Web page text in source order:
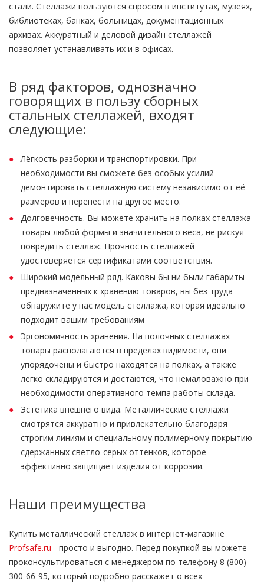
стали. Стеллажи пользуются спросом в институтах, музеях,
библиотеках, банках, больницах, документационных
архивах. Аккуратный и деловой дизайн стеллажей
позволяет устанавливать их и в офисах.
В ряд факторов, однозначно
говорящих в пользу сборных
стальных стеллажей, входят
следующие:
Лёгкость разборки и транспортировки. При
необходимости вы сможете без особых усилий
демонтировать стеллажную систему независимо от её
размеров и перенести на другое место.
Долговечность. Вы можете хранить на полках стеллажа
товары любой формы и значительного веса, не рискуя
повредить стеллаж. Прочность стеллажей
удостоверяется сертификатами соответствия.
Широкий модельный ряд. Каковы бы ни были габариты
предназначенных к хранению товаров, вы без труда
обнаружите у нас модель стеллажа, которая идеально
подходит вашим требованиям
Эргономичность хранения. На полочных стеллажах
товары располагаются в пределах видимости, они
упорядочены и быстро находятся на полках, а также
легко складируются и достаются, что немаловажно при
необходимости оперативного темпа работы склада.
Эстетика внешнего вида. Металлические стеллажи
смотрятся аккуратно и привлекательно благодаря
строгим линиям и специальному полимерному покрытию
сдержанных светло-серых оттенков, которое
эффективно защищает изделия от коррозии.
Наши преимущества
Купить металлический стеллаж в интернет-магазине
Profsafe.ru - просто и выгодно. Перед покупкой вы можете
проконсультироваться с менеджером по телефону 8 (800)
300-66-95, который подробно расскажет о всех